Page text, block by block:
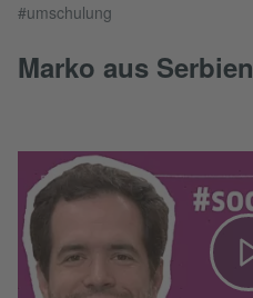
#umschulung
Marko aus Serbien